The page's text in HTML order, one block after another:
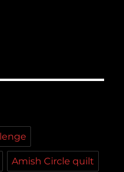
Amish Circle quilt